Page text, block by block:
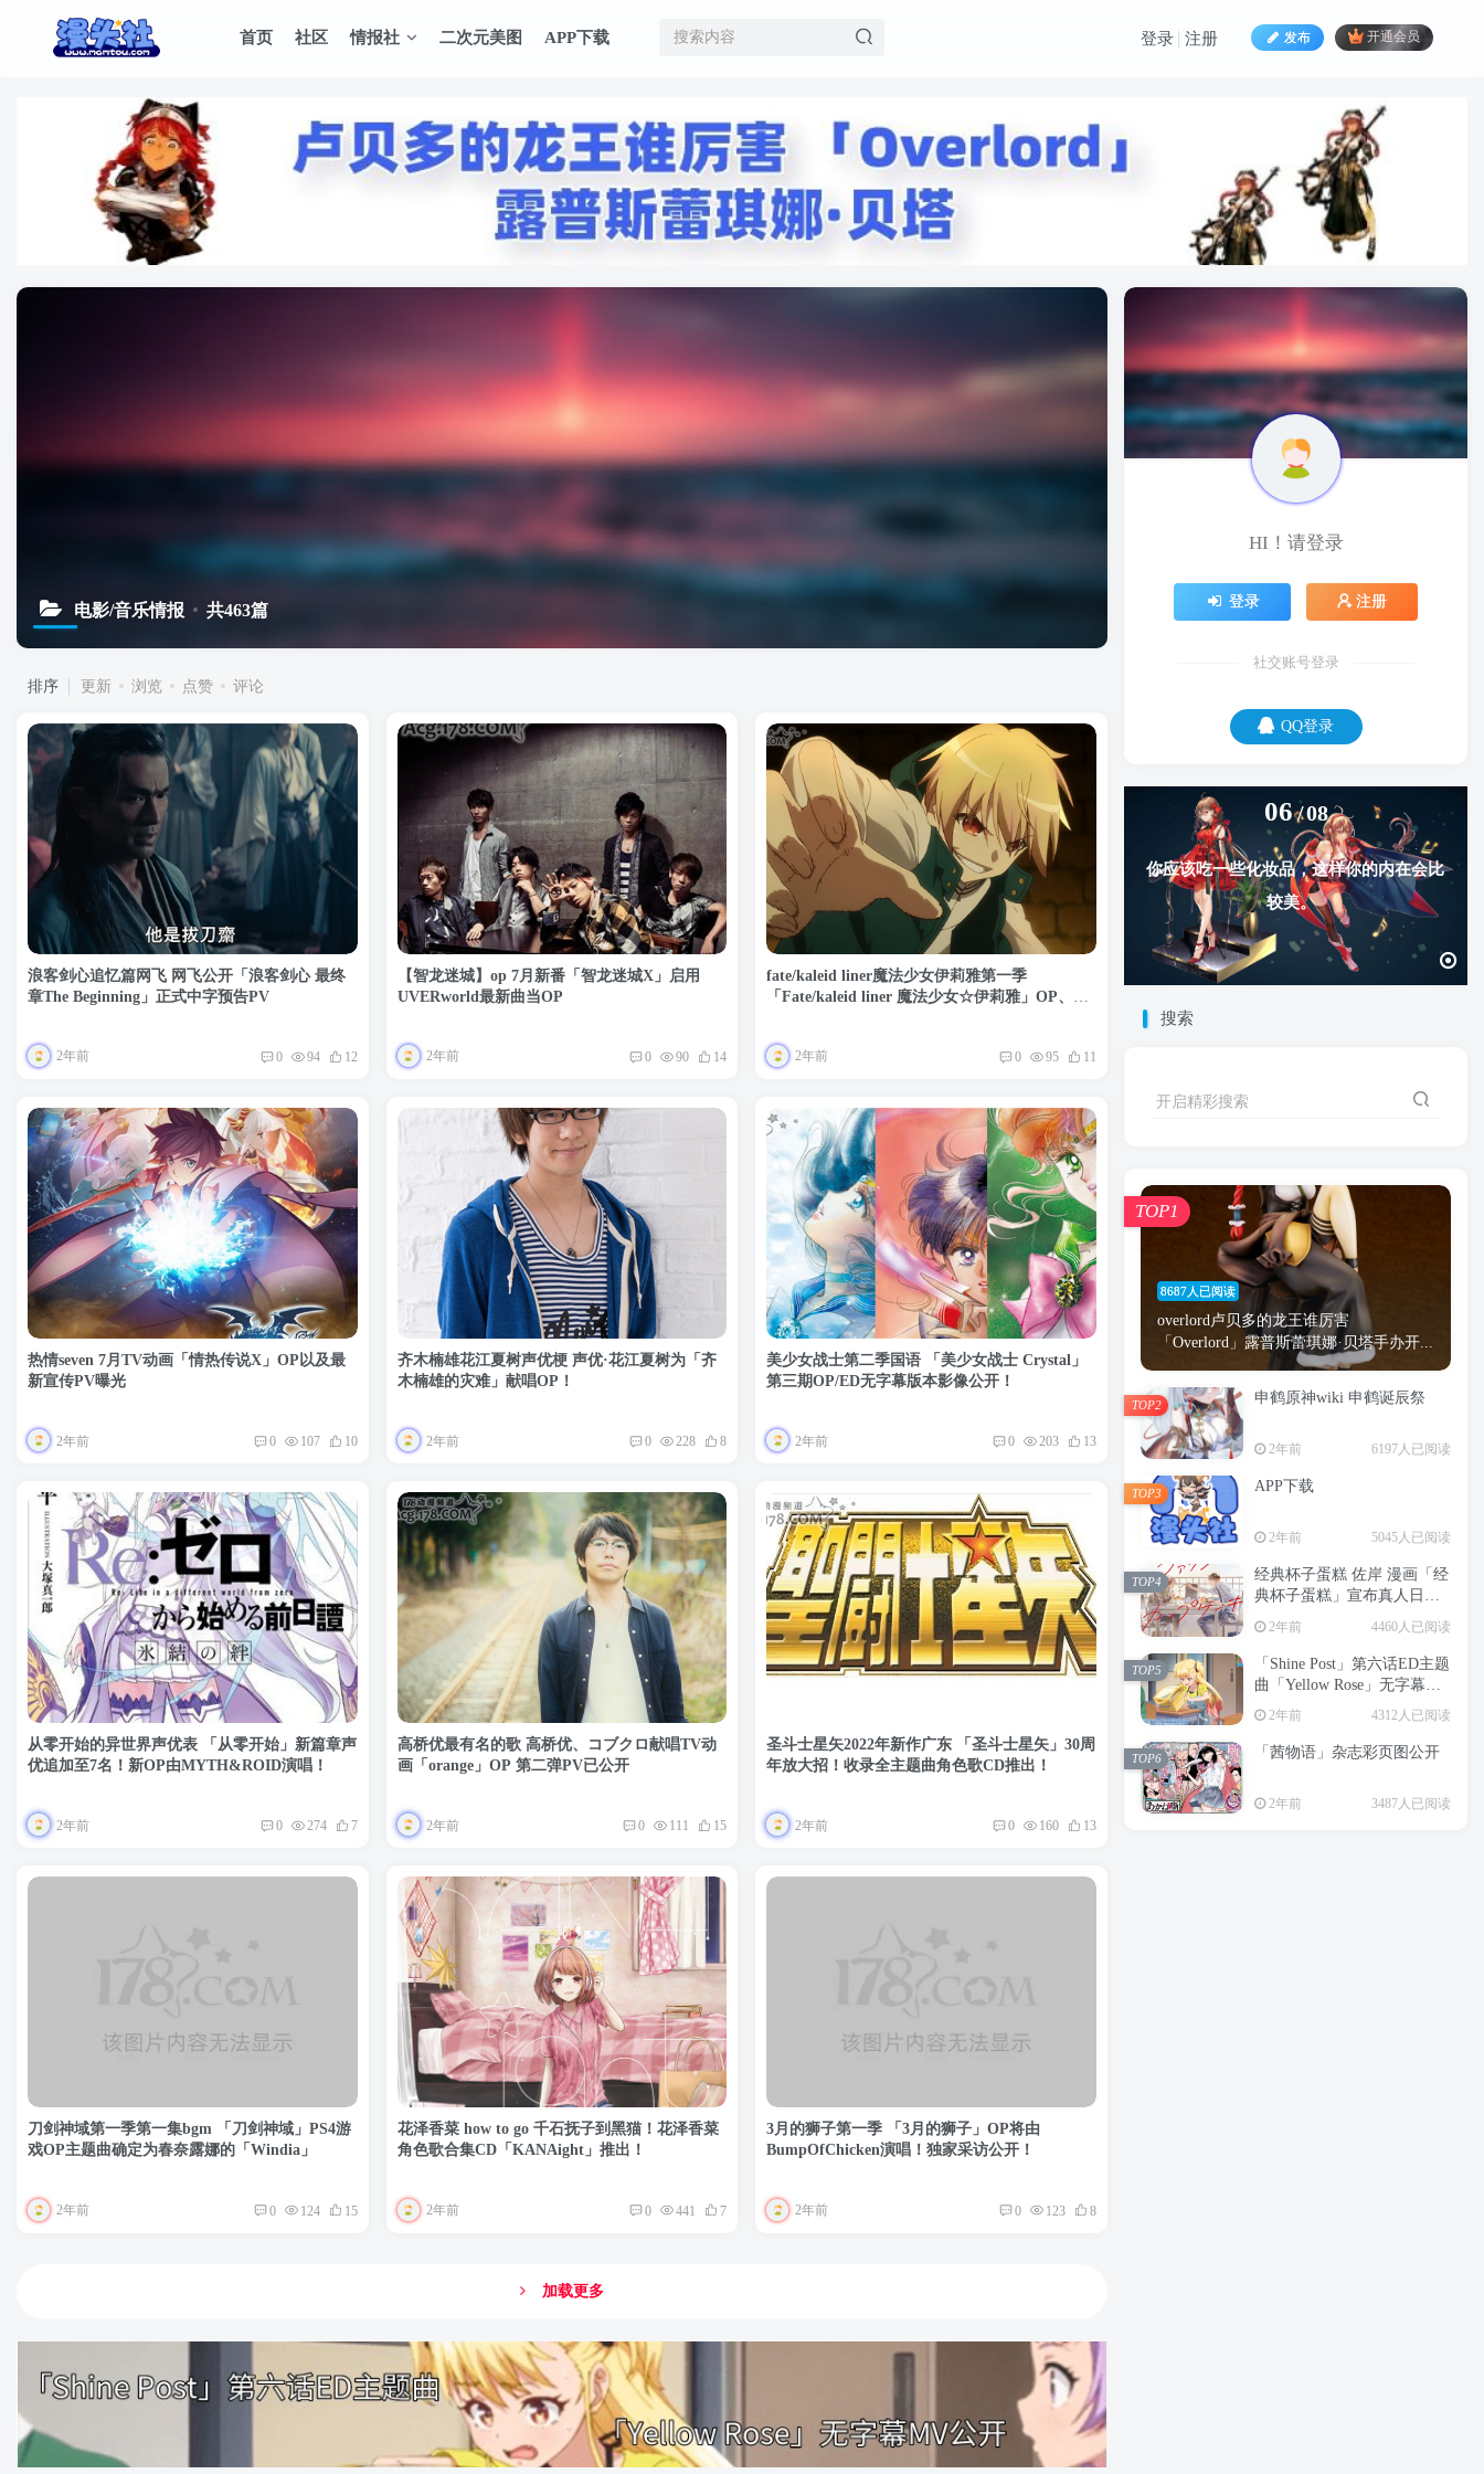
首页 社区 情报社 二次元美图 APP下载 发布 开通会员
登录 注册
电影/音乐情报 共463篇
排序 更新 浏览 点赞 评论
浪客剑心追忆篇网飞 网飞公开「浪客剑心 最终
章The Beginning」正式中字预告PV
2年前 0 94 12
【智龙迷城】op 7月新番「智龙迷城X」启用
UVERworld最新曲当OP
2年前 0 90 14
fate/kaleid liner魔法少女伊莉雅第一季
「Fate/kaleid liner 魔法少女☆伊莉雅」OP、ED
2年前 0 95 11
热情seven 7月TV动画「情热传说X」OP以及最
新宣传PV曝光
2年前 0 107 10
齐木楠雄花江夏树声优梗 声优·花江夏树为「齐
木楠雄的灾难」献唱OP！
2年前 0 228 8
美少女战士第二季国语 「美少女战士 Crystal」
第三期OP/ED无字幕版本影像公开！
2年前 0 203 13
从零开始的异世界声优表 「从零开始」新篇章声
优追加至7名！新OP由MYTH&ROID演唱！
2年前 0 274 7
高桥优最有名的歌 高桥优、コブクロ献唱TV动
画「orange」OP 第二弹PV已公开
2年前 0 111 15
圣斗士星矢2022年新作广东 「圣斗士星矢」30周
年放大招！收录全主题曲角色歌CD推出！
2年前 0 160 13
刀剑神域第一季第一集bgm 「刀剑神域」PS4游
戏OP主题曲确定为春奈露娜的「Windia」
2年前 0 124 15
花泽香菜 how to go 千石抚子到黑猫！花泽香菜
角色歌合集CD「KANAight」推出！
2年前 0 441 7
3月的狮子第一季 「3月的狮子」OP将由
BumpOfChicken演唱！独家采访公开！
2年前 0 123 8
加载更多
HI！请登录
登录 注册
社交账号登录
QQ登录
06 08
你应该吃一些化妆品，这样你的内在会比
较美。
搜索
开启精彩搜索
8687人已阅读
overlord卢贝多的龙王谁厉害
「Overlord」露普斯蕾琪娜·贝塔手办开...
TOP1
申鹤原神wiki 申鹤诞辰祭
2年前 6197人已阅读
TOP2
APP下载
2年前 5045人已阅读
TOP3
经典杯子蛋糕 佐岸 漫画「经
典杯子蛋糕」宣布真人日剧
化
2年前 4460人已阅读
TOP4
「Shine Post」第六话ED主题
曲「Yellow Rose」无字幕MV
公开
2年前 4312人已阅读
TOP5
「茜物语」杂志彩页图公开
2年前 3487人已阅读
TOP6